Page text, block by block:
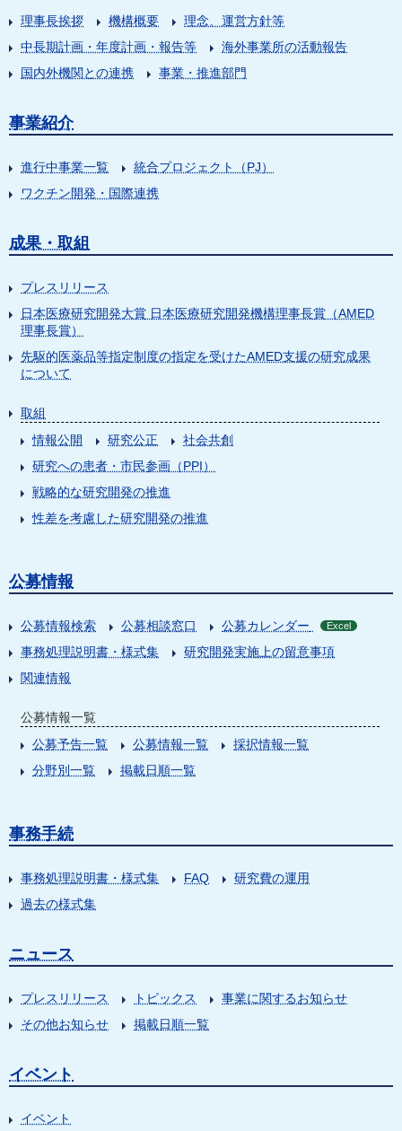
理事長挨拶 機構概要
理念、運営方針等
中長期計画・年度計画・報告等
海外事業所の活動報告
国内外機関との連携
事業・推進部門
事業紹介
進行中事業一覧
統合プロジェクト（PJ）
ワクチン開発・国際連携
成果・取組
プレスリリース
日本医療研究開発大賞 日本医療研究開発機構理事長賞（AMED
理事長賞）
先駆的医薬品等指定制度の指定を受けたAMED支援の研究成果
について
取組
情報公開
研究公正
社会共創
研究への患者・市民参画（PPI）
戦略的な研究開発の推進
性差を考慮した研究開発の推進
公募情報
公募情報検索 公募相談窓口 公募カレンダー Excel
事務処理説明書・様式集
研究開発実施上の留意事項
関連情報
公募情報一覧
公募予告一覧
公募情報一覧
採択情報一覧
分野別一覧
掲載日順一覧
事務手続
事務処理説明書・様式集 FAQ
研究費の運用
過去の様式集
ニュース
プレスリリース トピックス
事業に関するお知らせ
その他お知らせ
掲載日順一覧
イベント
イベント